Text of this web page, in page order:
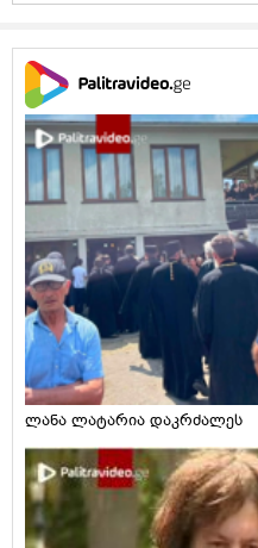
ლანა ლატარია დაკრძალეს